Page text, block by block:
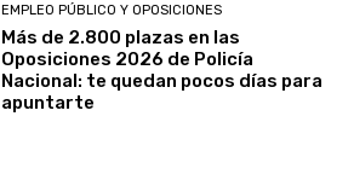
EMPLEO PÚBLICO Y OPOSICIONES
Más de 2.800 plazas en las
Oposiciones 2026 de Policía
Nacional: te quedan pocos días para
apuntarte